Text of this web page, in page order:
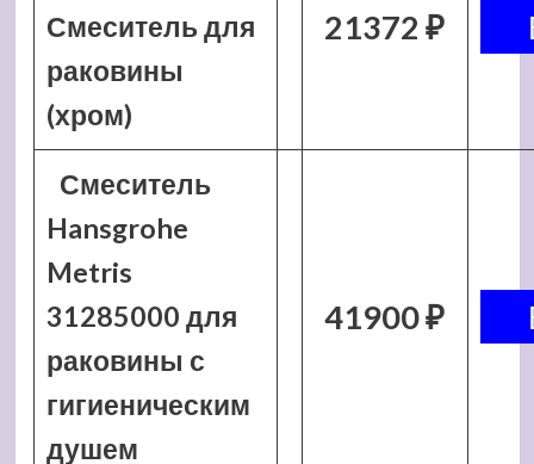
Смеситель для
раковины
(хром)
21372 ₽
Смеситель
Hansgrohe
Metris
31285000 для
раковины с
гигиеническим
душем
41900 ₽